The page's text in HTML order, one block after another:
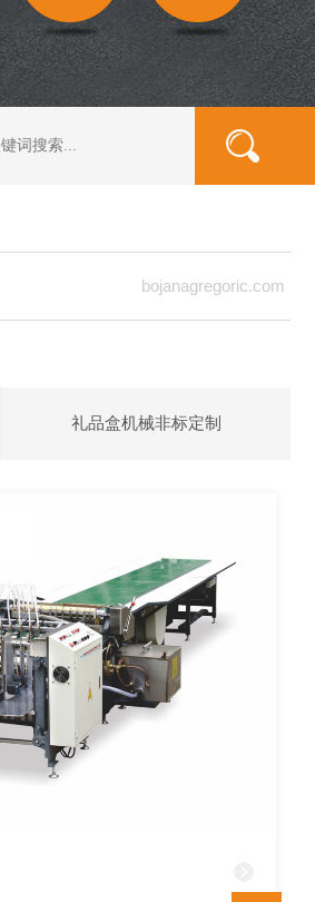
bojanagregoric.com
礼品盒机械非标定制